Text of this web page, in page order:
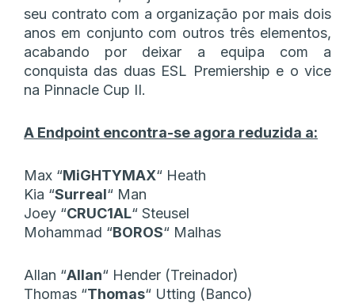
seu contrato com a organização por mais dois
anos em conjunto com outros três elementos,
acabando por deixar a equipa com a
conquista das duas ESL Premiership e o vice
na Pinnacle Cup II.
A Endpoint encontra-se agora reduzida a:
Max “⁠MiGHTYMAX⁠“ Heath
Kia “⁠Surreal⁠“ Man
Joey “⁠CRUC1AL⁠“ Steusel
Mohammad “⁠BOROS⁠“ Malhas
Allan “⁠Allan⁠“ Hender (Treinador)
Thomas “⁠Thomas⁠“ Utting (Banco)